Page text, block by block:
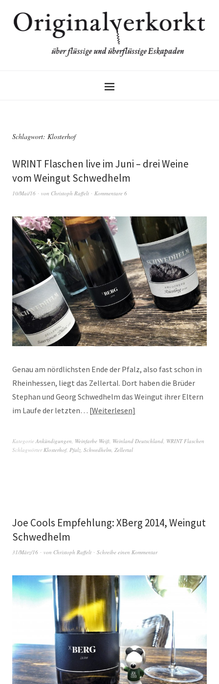
Schlagwort: Klosterhof
WRINT Flaschen live im Juni – drei Weine
vom Weingut Schwedhelm
10/Mai/16 von Christoph Raffelt Kommentare 6
Genau am nördlichsten Ende der Pfalz, also fast schon in
Rheinhessen, liegt das Zellertal. Dort haben die Brüder
Stephan und Georg Schwedhelm das Weingut ihrer Eltern
im Laufe der letzten… Weiterlesen
Kategorie Ankündigungen Weinfarbe Weiß Weinland Deutschland WRINT Flaschen
Schlagwörter Klosterhof, Pfalz Schwedhelm Zellertal
Joe Cools Empfehlung: XBerg 2014, Weingut
Schwedhelm
31/März/16 von Christoph Raffelt Schreibe einen Kommentar